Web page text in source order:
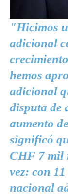
"Hicimos
adicional
hemos
adicional
disputa de
aumento
significó
CHF 7 mil
vez: con
nacional